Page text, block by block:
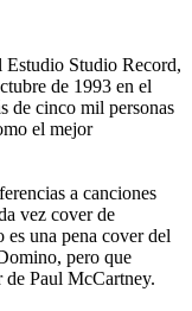
Studio Record,
de 1993 en el
de cinco mil personas
el mejor
a canciones
vez cover de
una pena cover del
pero que
de Paul McCartney.